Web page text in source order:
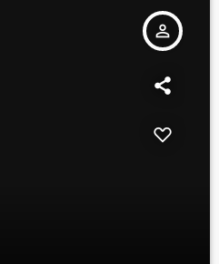
person_outline